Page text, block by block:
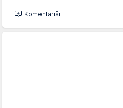
Komentariši